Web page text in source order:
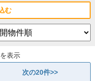
む
表示
次の20件>>